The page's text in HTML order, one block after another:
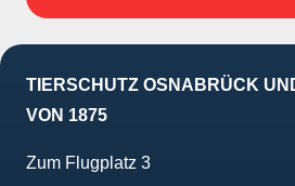
TIERSCHUTZ OSNABRÜCK
VON 1875
Zum Flugplatz 3